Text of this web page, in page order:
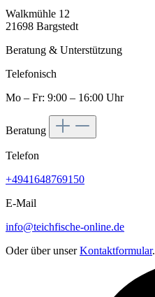
Walkmühle 12
21698 Bargstedt
Beratung & Unterstützung
Telefonisch
Mo – Fr: 9:00 – 16:00 Uhr
Beratung
Telefon
+4941648769150
E-Mail
info@teichfische-online.de
Oder über unserKontaktformular.